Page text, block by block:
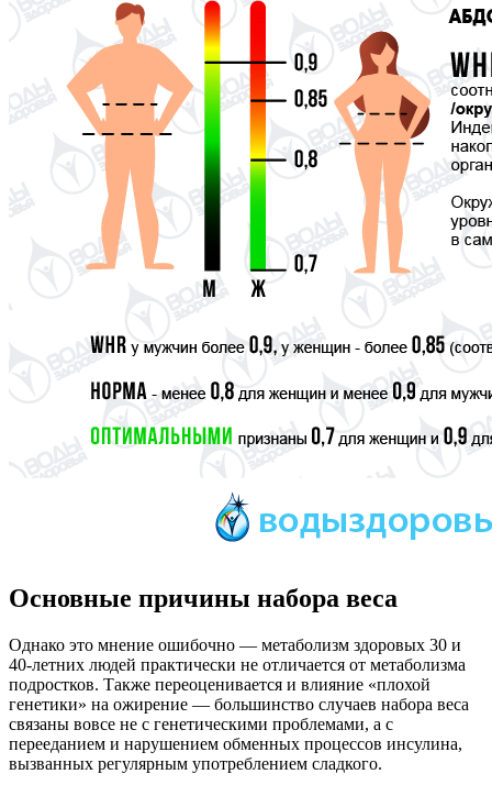
Основные причины набора веса
Однако это мнение ошибочно — метаболизм здоровых 30 и
40-летних людей практически не отличается от метаболизма
подростков. Также переоценивается и влияние «плохой
генетики» на ожирение — большинство случаев набора веса
связаны вовсе не с генетическими проблемами, а с
перееданием и нарушением обменных процессов инсулина,
вызванных регулярным употреблением сладкого.